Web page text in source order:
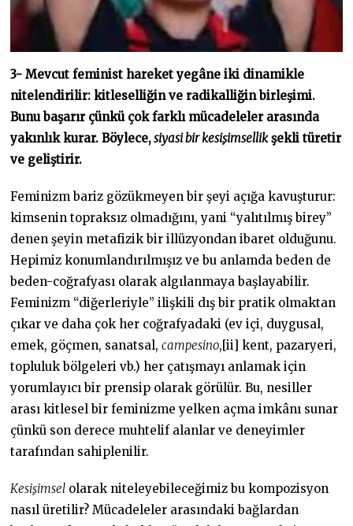
3- Mevcut feminist hareket yegâne iki dinamikle
nitelendirilir: kitleselliğin ve radikalliğin birleşimi.
Bunu başarır çünkü çok farklı mücadeleler arasında
yakınlık kurar. Böylece,siyasi bir kesişimsellikşekli türetir
ve geliştirir.
Feminizm bariz gözükmeyen bir şeyi açığa kavuşturur:
kimsenin topraksız olmadığını, yani “yalıtılmış birey”
denen şeyin metafizik bir illüzyondan ibaret olduğunu.
Hepimiz konumlandırılmışız ve bu anlamda beden de
beden-coğrafyası olarak algılanmaya başlayabilir.
Feminizm “diğerleriyle” ilişkili dış bir pratik olmaktan
çıkar ve daha çok her coğrafyadaki (ev içi, duygusal,
emek, göçmen, sanatsal,campesino,[ii] kent, pazaryeri,
topluluk bölgeleri vb.) her çatışmayı anlamak için
yorumlayıcı bir prensip olarak görülür. Bu, nesiller
arası kitlesel bir feminizme yelken açma imkânı sunar
çünkü son derece muhtelif alanlar ve deneyimler
tarafından sahiplenilir.
Kesişimsel olarak niteleyebileceğimiz bu kompozisyon
nasıl üretilir? Mücadeleler arasındaki bağlardan